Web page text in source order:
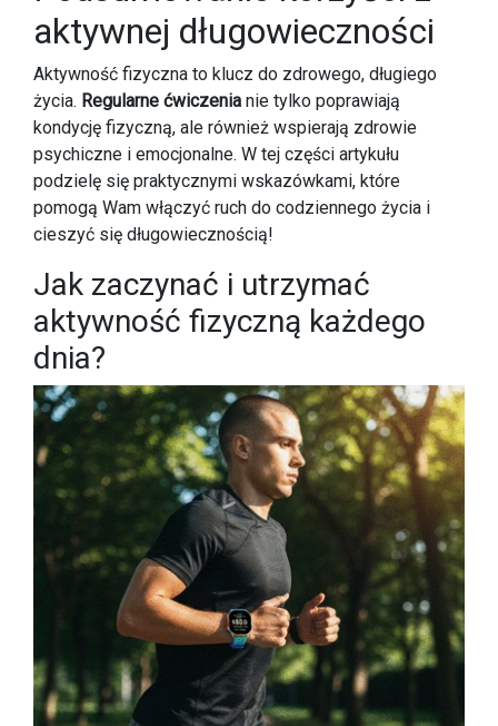
aktywnej długowieczności
Aktywność fizyczna to klucz do zdrowego, długiego
życia. Regularne ćwiczenia nie tylko poprawiają
kondycję fizyczną, ale również wspierają zdrowie
psychiczne i emocjonalne. W tej części artykułu
podzielę się praktycznymi wskazówkami, które
pomogą Wam włączyć ruch do codziennego życia i
cieszyć się długowiecznością!
Jak zaczynać i utrzymać
aktywność fizyczną każdego
dnia?